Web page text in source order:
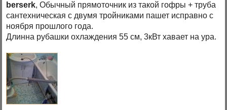
berserk, Обычный прямоточник из такой гофры + труба
сантехническая с двумя тройниками пашет исправно с
ноября прошлого года.
Длинна рубашки охлаждения 55 см, 3кВт хавает на ура.